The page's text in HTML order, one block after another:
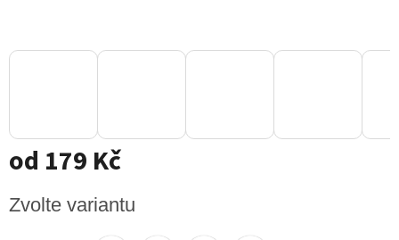
od 179 Kč
cena:
Zvolte variantu